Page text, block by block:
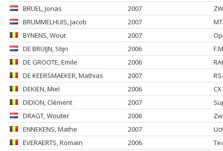
BRUEL, Jonas 2007
BRUMMELHUIS, Jacob 2007
BYNENS, Wout 2007
DE BRUIJN, Stijn 2006
DE GROOTE, Emile 2006
DE KEERSMAEKER, Mathias 2007
DEKIEN, Miel 2006
DIDION, Clément 2007
DRAGT, Wouter 2006
ENNEKENS, Mathe 2007
EVERAERTS, Romain 2006